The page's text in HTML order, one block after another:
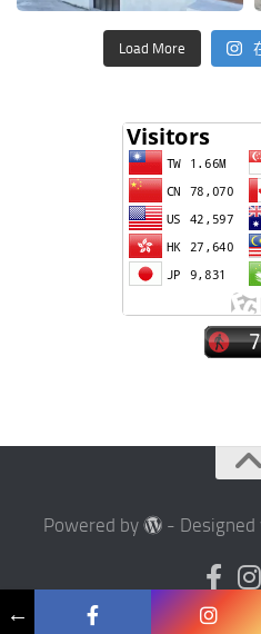
Load More
Powered by - Designed
←